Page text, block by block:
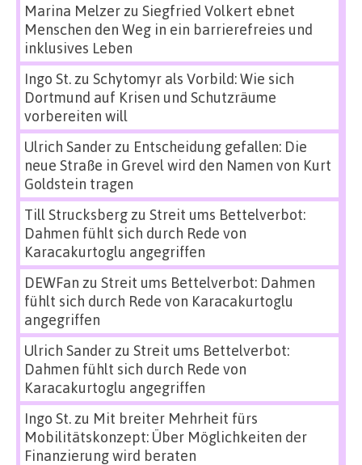
Marina Melzerzu Siegfried Volkert ebnet
Menschen den Weg in ein barrierefreies und
inklusives Leben
Ingo St.zu Schytomyr als Vorbild: Wie sich
Dortmund auf Krisen und Schutzräume
vorbereiten will
Ulrich Sanderzu Entscheidung gefallen: Die
neue Straße in Grevel wird den Namen von Kurt
Goldstein tragen
Till Strucksbergzu Streit ums Bettelverbot:
Dahmen fühlt sich durch Rede von
Karacakurtoglu angegriffen
DEWFan zu Streit ums Bettelverbot: Dahmen
fühlt sich durch Rede von Karacakurtoglu
angegriffen
Ulrich Sanderzu Streit ums Bettelverbot:
Dahmen fühlt sich durch Rede von
Karacakurtoglu angegriffen
Ingo St.zu Mit breiter Mehrheit fürs
Mobilitätskonzept: Über Möglichkeiten der
Finanzierung wird beraten